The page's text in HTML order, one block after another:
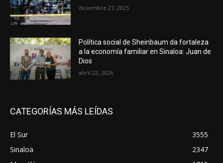
diciembre 27, 2025
Política social de Sheinbaum da fortaleza
a la economía familiar en Sinaloa: Juan de
Dios
abril 22, 2026
CATEGORÍAS MÁS LEÍDAS
El Sur
3555
Sinaloa
2347